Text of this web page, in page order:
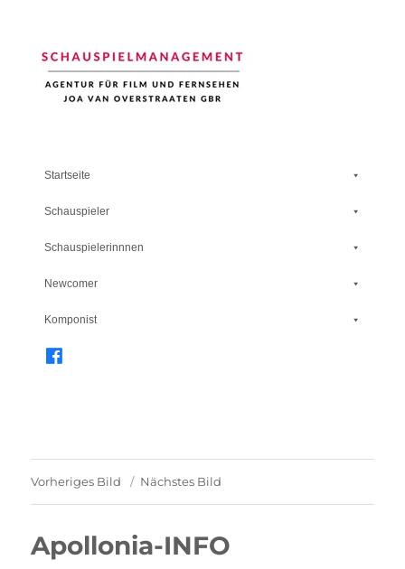
Startseite
Schauspieler
Schauspielerinnnen
Newcomer
Komponist
Vorheriges Bild Nächstes Bild
Apollonia-INFO